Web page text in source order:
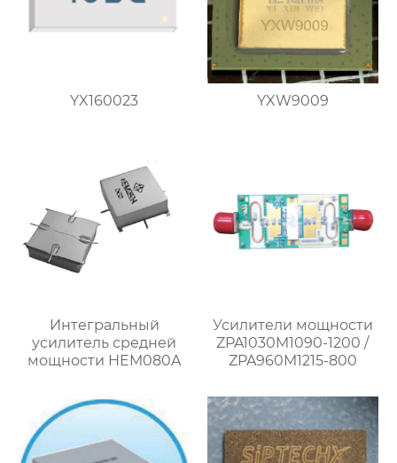
YX160023 YXW9009
Интегральный
усилитель средней
мощности HEM080A
Усилители мощности
ZPA1030M1090-1200 /
ZPA960M1215-800